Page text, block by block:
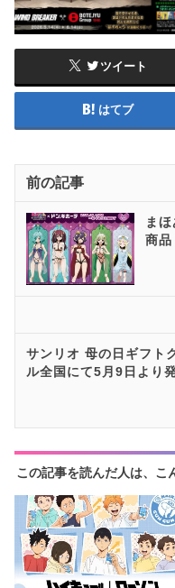
ツイート
はてブ
前の記事
ま
商
サンリオ 母の日ギフト
ル全国にて5月9日より
この記事を読んだ人は、こ